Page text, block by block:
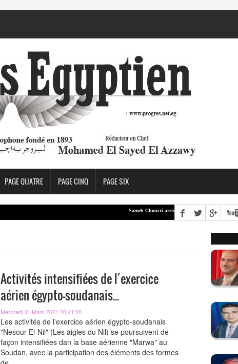
PAGE QUATRE PAGE CINQ PAGE SIX
Sameh Choucri arrive à Beyrouth LEA :
Activités intensifiées de l´exercice
aérien égypto-soudanais...
Mercredi 31 Mars 2021 20:41:20
Les activités de l'exercice aérien égypto-soudanais
"Nesour El-Nil" (Les aigles du Nil) se poursuivent de
façon intensifiées dan la base aérienne "Marwa" au
Soudan, avec la participation des éléments des formes